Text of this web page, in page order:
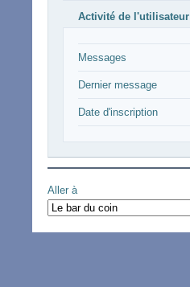
Activité de l'utilisateur
Messages
Dernier message
Date d'inscription
Aller à